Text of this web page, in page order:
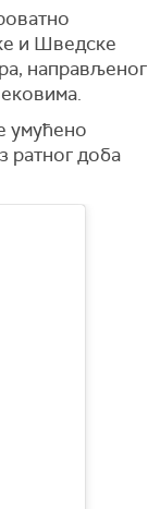
и Шведске
направљеног
умућено
ратног доба